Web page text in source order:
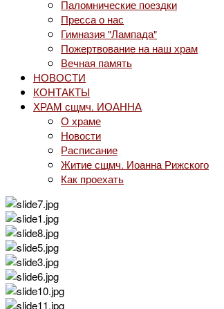
Паломнические поездки
Пресса о нас
Гимназия "Лампада"
Пожертвование на наш храм
Вечная память
НОВОСТИ
КОНТАКТЫ
ХРАМ сщмч. ИОАННА
О храме
Новости
Расписание
Житие сщмч. Иоанна Рижского
Как проехать